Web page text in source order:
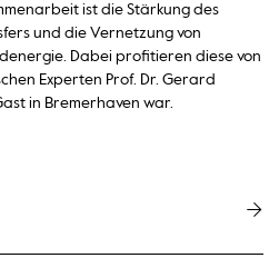
ist die Stärkung des
und die Vernetzung von
Dabei profitieren diese von
Experten Prof. Dr. Gerard
in Bremerhaven war.